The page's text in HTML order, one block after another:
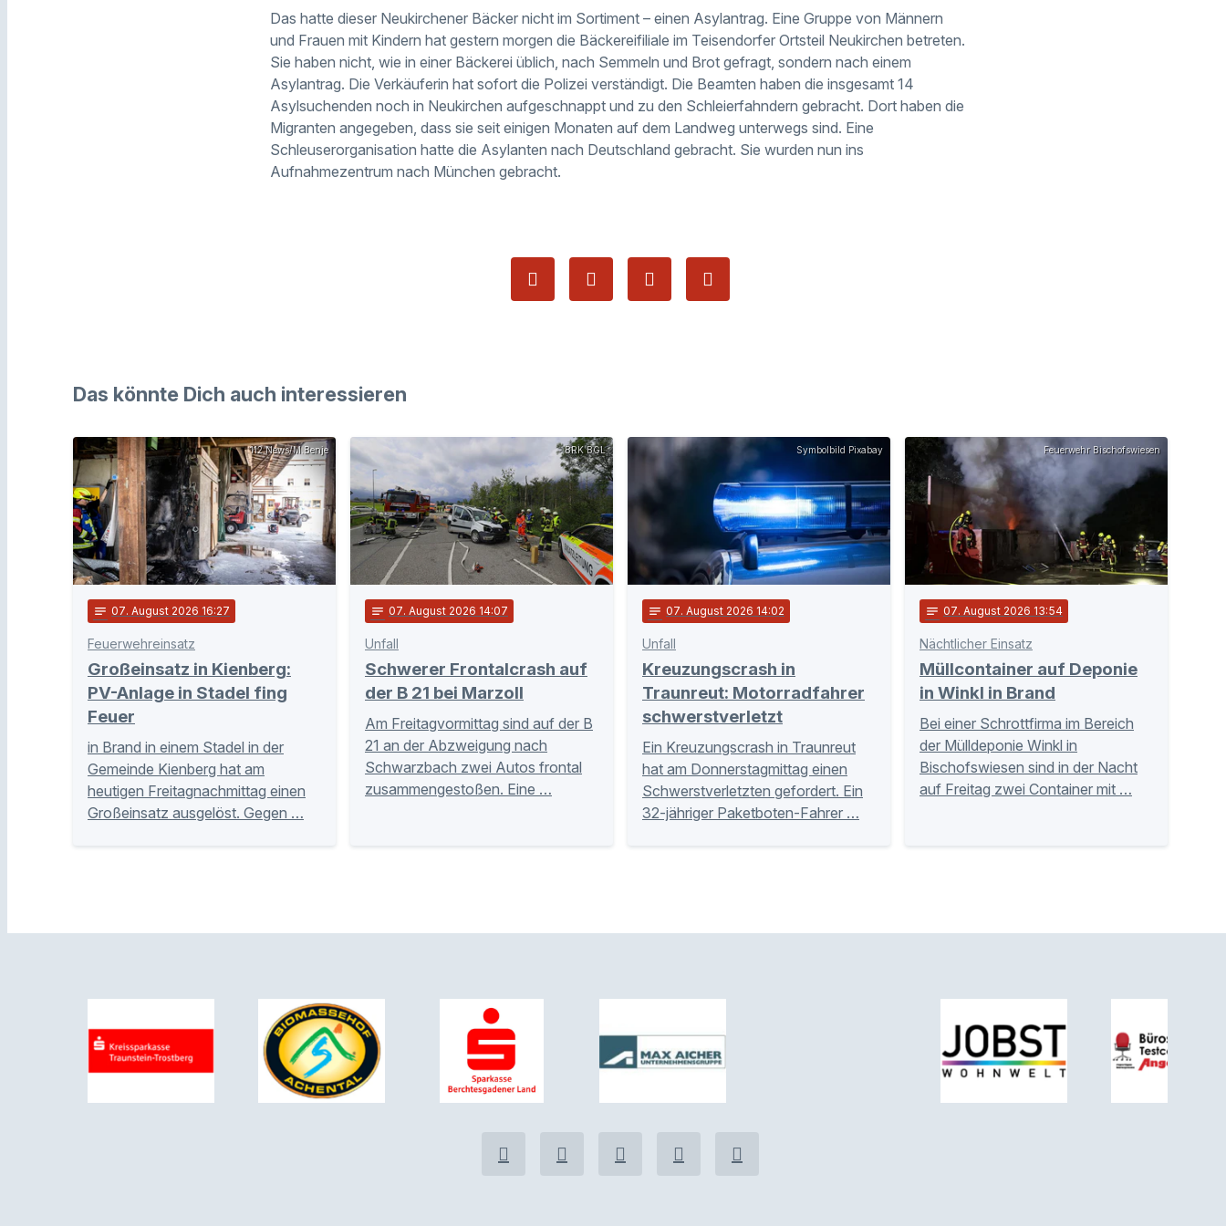
Das hatte dieser Neukirchener Bäcker nicht im Sortiment – einen Asylantrag. Eine Gruppe von Männern
und Frauen mit Kindern hat gestern morgen die Bäckereifiliale im Teisendorfer Ortsteil Neukirchen betreten.
Sie haben nicht, wie in einer Bäckerei üblich, nach Semmeln und Brot gefragt, sondern nach einem
Asylantrag. Die Verkäuferin hat sofort die Polizei verständigt. Die Beamten haben die insgesamt 14
Asylsuchenden noch in Neukirchen aufgeschnappt und zu den Schleierfahndern gebracht. Dort haben die
Migranten angegeben, dass sie seit einigen Monaten auf dem Landweg unterwegs sind. Eine
Schleuserorganisation hatte die Asylanten nach Deutschland gebracht. Sie wurden nun ins
Aufnahmezentrum nach München gebracht.
Das könnte Dich auch interessieren
112 News/M.Benje
notes 07. August 2026 16:27
Feuerwehreinsatz
Großeinsatz in Kienberg:
PV-Anlage in Stadel fing
Feuer
in Brand in einem Stadel in der
Gemeinde Kienberg hat am
heutigen Freitagnachmittag einen
Großeinsatz ausgelöst. Gegen …
BRK BGL
notes 07. August 2026 14:07
Unfall
Schwerer Frontalcrash auf
der B 21 bei Marzoll
Am Freitagvormittag sind auf der B
21 an der Abzweigung nach
Schwarzbach zwei Autos frontal
zusammengestoßen. Eine …
Symbolbild Pixabay
notes 07. August 2026 14:02
Unfall
Kreuzungscrash in
Traunreut: Motorradfahrer
schwerstverletzt
Ein Kreuzungscrash in Traunreut
hat am Donnerstagmittag einen
Schwerstverletzten gefordert. Ein
32-jähriger Paketboten-Fahrer …
Feuerwehr Bischofswiesen
notes 07. August 2026 13:54
Nächtlicher Einsatz
Müllcontainer auf Deponie
in Winkl in Brand
Bei einer Schrottfirma im Bereich
der Mülldeponie Winkl in
Bischofswiesen sind in der Nacht
auf Freitag zwei Container mit …